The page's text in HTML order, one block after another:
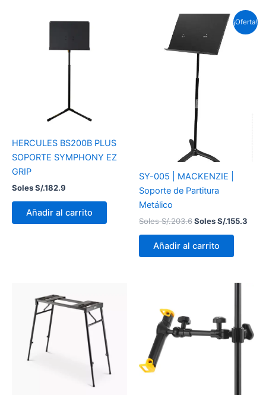
HERCULES BS200B PLUS
SOPORTE SYMPHONY EZ
GRIP
Soles S/.182.9
Añadir al carrito
¡Oferta!
SY-005 | MACKENZIE |
Soporte de Partitura
Metálico
Soles S/.203.6
original
Soles
S/.203.6.
Soles S/.155.3
El
Añadir al carrito